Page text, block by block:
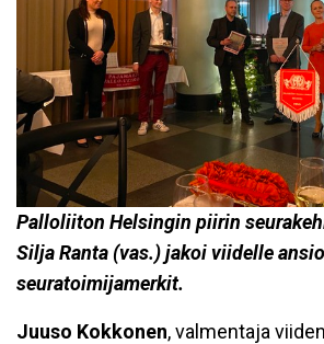
Palloliiton Helsingin piirin
Silja Ranta (vas.) jakoi viidelle
seuratoimijamerkit.
Juuso Kokkonen, valmentaja